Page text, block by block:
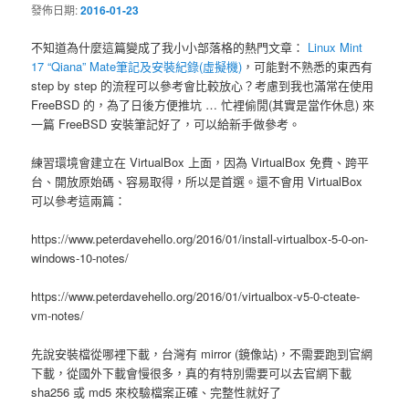
發佈日期:2016-01-23
不知道為什麼這篇變成了我小小部落格的熱門文章： Linux Mint
17 “Qiana” Mate筆記及安裝紀錄(虛擬機) ，可能對不熟悉的東西有
step by step 的流程可以參考會比較放心？考慮到我也滿常在使用
FreeBSD 的，為了日後方便推坑 … 忙裡偷閒(其實是當作休息) 來
一篇 FreeBSD 安裝筆記好了，可以給新手做參考。
練習環境會建立在 VirtualBox 上面，因為 VirtualBox 免費、跨平
台、開放原始碼、容易取得，所以是首選。還不會用 VirtualBox
可以參考這兩篇：
https://www.peterdavehello.org/2016/01/install-virtualbox-5-0-on-
windows-10-notes/
https://www.peterdavehello.org/2016/01/virtualbox-v5-0-cteate-
vm-notes/
先說安裝檔從哪裡下載，台灣有 mirror (鏡像站)，不需要跑到官網
下載，從國外下載會慢很多，真的有特別需要可以去官網下載
sha256 或 md5 來校驗檔案正確、完整性就好了